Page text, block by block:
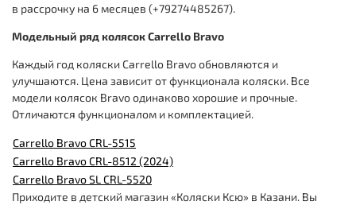
в рассрочку на 6 месяцев (+79274485267).
Модельный ряд колясок Carrello Bravo
Каждый год коляски Carrello Bravo обновляются и
улучшаются. Цена зависит от функционала коляски. Все
модели колясок Bravo одинаково хорошие и прочные.
Отличаются функционалом и комплектацией.
Carrello Bravo CRL-5515
Carrello Bravo CRL-8512 (2024)
Carrello Bravo SL CRL-5520
Приходите в детский магазин «Коляски Ксю» в Казани. Вы